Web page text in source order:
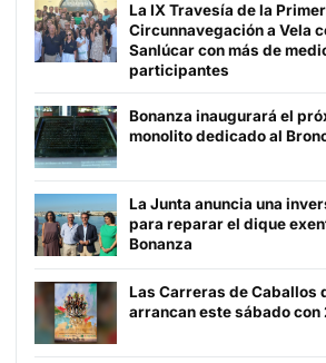
La IX Travesía de la
Circunnavegación a Vela
Sanlúcar con más de
participantes
Bonanza inaugurará el
monolito dedicado al
La Junta anuncia una
para reparar el dique
Bonanza
Las Carreras de Caballos
arrancan este sábado